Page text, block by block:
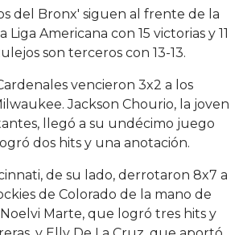
del Bronx' siguen al frente de la
Liga Americana con 15 victorias y 11
son terceros con 13-13.
vencieron 3x2 a los
Jackson Chourio, la joven
llegó a su undécimo juego
dos hits y una anotación.
de su lado, derrotaron 8x7 a
de Colorado de la mano de
Noelvi Marte, que logró tres hits y